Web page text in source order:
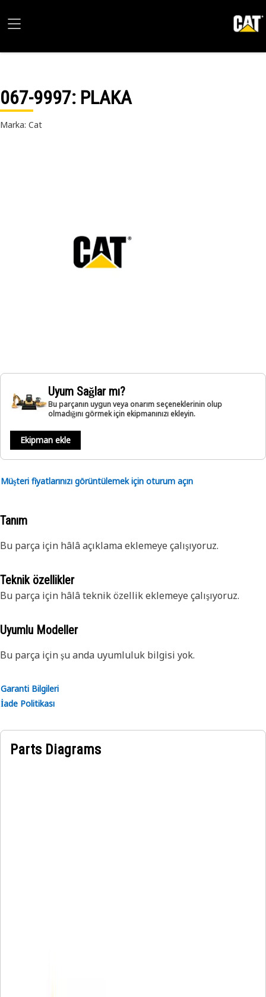
067-9997: PLAKA
Marka: Cat
Uyum Sağlar mı?
Bu parçanın uygun veya onarım seçeneklerinin olup
olmadığını görmek için ekipmanınızı ekleyin.
Ekipman ekle
Müşteri fiyatlarınızı görüntülemek için oturum açın
Tanım
Bu parça için hâlâ açıklama eklemeye çalışıyoruz.
Teknik özellikler
Bu parça için hâlâ teknik özellik eklemeye çalışıyoruz.
Uyumlu Modeller
Bu parça için şu anda uyumluluk bilgisi yok.
Garanti Bilgileri
İade Politikası
Parts Diagrams